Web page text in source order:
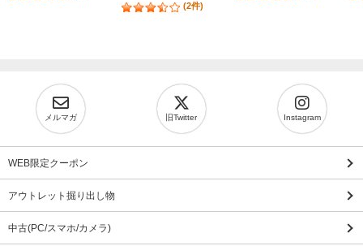
(2件)
メルマガ 旧Twitter Instagram
WEB限定クーポン
アウトレット掘り出し物
中古(PC/スマホ/カメラ)